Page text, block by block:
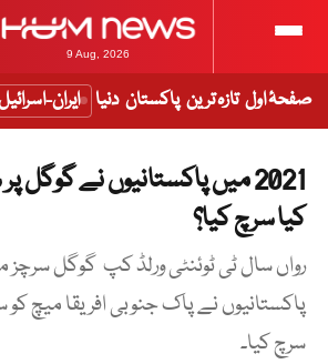
9 Aug, 2026
صفحۂ اول تازہ ترین پاکستان دنیا ایران-
2021 میں پاکستانیوں نے
کیا سرچ کیا؟
رواں سال ٹی ٹوئنٹی ورلڈ کپ گوگل سرچز
پاکستانیوں نے پاک جنوبی افریقا میچ
سرچ کیا۔